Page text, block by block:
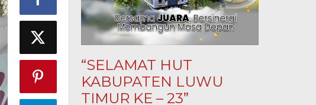
“SELAMAT HUT
KABUPATEN LUWU
TIMUR KE – 23”